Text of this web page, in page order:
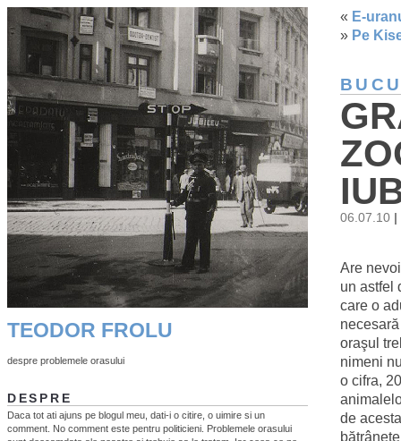
« E-
» Pe
06.07.10
Are
un astfel
care o
oraşul
nimeni
o cifra,
de
TEODOR FROLU
despre problemele orasului
DESPRE
Daca tot ati ajuns pe blogul meu, dati-i o citire, o uimire si un
comment. No comment este pentru politicieni. Problemele orasului